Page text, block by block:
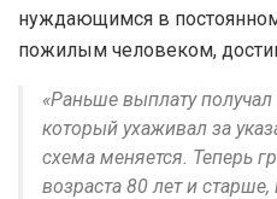
нуждающимся в
пожилым человеком,
«Раньше выплату
который ухаживал за
схема меняется. Теперь
возраста 80 лет и старше,